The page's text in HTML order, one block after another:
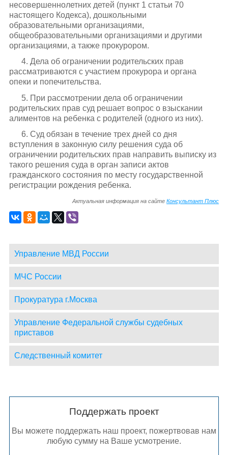
несовершеннолетних детей (пункт 1 статьи 70
настоящего Кодекса), дошкольными
образовательными организациями,
общеобразовательными организациями и другими
организациями, а также прокурором.
4. Дела об ограничении родительских прав
рассматриваются с участием прокурора и органа
опеки и попечительства.
5. При рассмотрении дела об ограничении
родительских прав суд решает вопрос о взыскании
алиментов на ребенка с родителей (одного из них).
6. Суд обязан в течение трех дней со дня
вступления в законную силу решения суда об
ограничении родительских прав направить выписку из
такого решения суда в орган записи актов
гражданского состояния по месту государственной
регистрации рождения ребенка.
Актуальная информация на сайтеКонсультант Плюс
Управление МВД России
МЧС России
Прокуратура г.Москва
Управление Федеральной службы судебных
приставов
Следственный комитет
Поддержать проект
Вы можете поддержать наш проект, пожертвовав нам
любую сумму на Ваше усмотрение.